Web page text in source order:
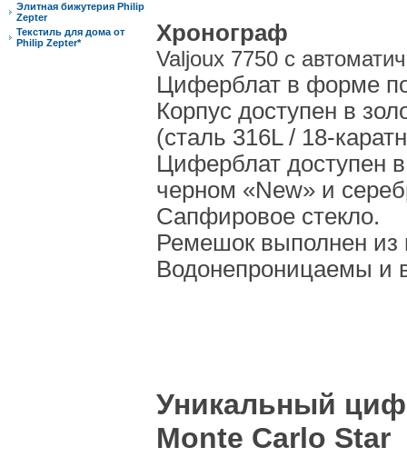
Элитная бижутерия Philip
Zepter
Текстиль для дома от
Philip Zepter*
Хронограф
Valjoux 7750 с
Циферблат в форме
Корпус доступен в
(сталь 316L / 18-
Циферблат доступен
черном «New» и
Сапфировое стекло.
Ремешок выполнен из
Водонепроницаемы и
Уникальный
Monte Carlo Star